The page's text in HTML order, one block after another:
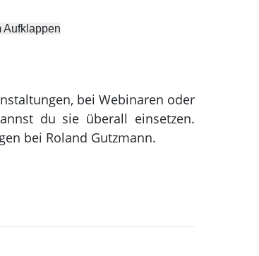
Aufklappen
bei Webinaren oder
du sie überall einsetzen.
bei Roland Gutzmann.